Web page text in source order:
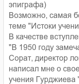
эпиграфа)
Возможно, самая
теме "Истоки
В качестве
"В 1950 году
Сорат, директор
написал мне о
учения Гурджиева